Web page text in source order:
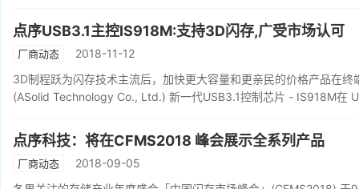
点序USB3.1主控IS918M:支持3D闪存,广受市场认可
厂商动态
2018-11-12
3D制程跃为闪存技术主流后，加快更大容量和更亲民的价格产品在
(ASolid Technology Co., Ltd.) 新一代USB3.1控制芯片 - IS918M在
点序科技：将在CFMS2018 峰会展示全系列产品
厂商动态
2018-09-05